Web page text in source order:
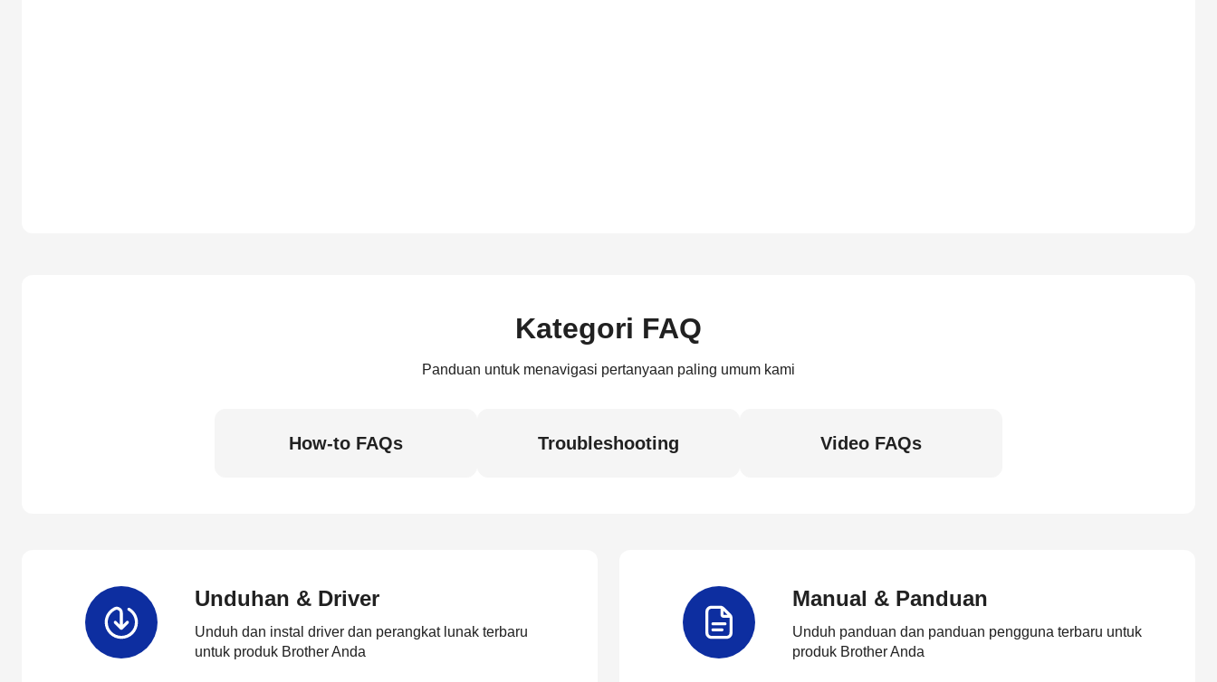
Kategori FAQ
Panduan untuk menavigasi pertanyaan paling umum kami
How-to FAQs Troubleshooting Video FAQs
Unduhan & Driver
Unduh dan instal driver dan perangkat lunak terbaru
untuk produk Brother Anda
Manual & Panduan
Unduh panduan dan panduan pengguna terbaru untuk
produk Brother Anda